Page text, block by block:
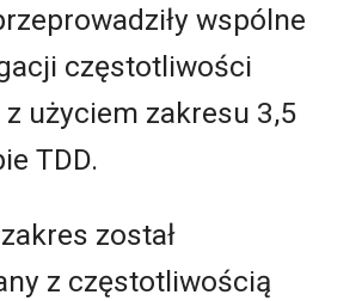
wspólne
częstotliwości
użyciem zakresu 3,5
TDD.
został
z częstotliwością